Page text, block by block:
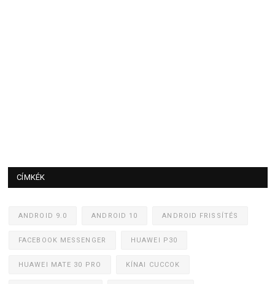
CÍMKÉK
ANDROID 9.0 ANDROID 10 ANDROID FRISSÍTÉS
FACEBOOK MESSENGER HUAWEI P30
HUAWEI MATE 30 PRO KÍNAI CUCCOK